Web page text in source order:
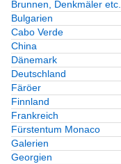
Brunnen, Denkmäler etc.
Bulgarien
Cabo Verde
China
Dänemark
Deutschland
Färöer
Finnland
Frankreich
Fürstentum Monaco
Galerien
Georgien